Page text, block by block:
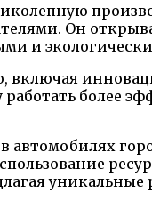
Он
и
включая
более